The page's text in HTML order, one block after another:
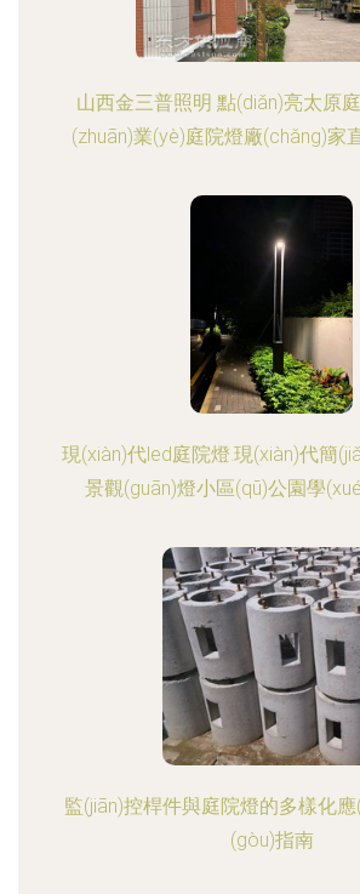
山西金三普照明 點(diǎn)亮太原
(zhuān)業(yè)庭院燈廠(chǎng)家
現(xiàn)代led庭院燈.現(xiàn)代簡
景觀(guān)燈小區(qū)公園學
監(jiān)控桿件與庭院燈的多樣化
(gòu)指南